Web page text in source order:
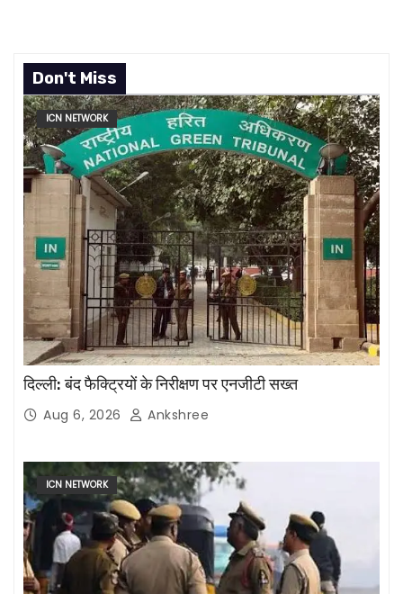
Don't Miss
ICN NETWORK
दिल्ली: बंद फैक्ट्रियों के निरीक्षण पर एनजीटी सख्त
Aug 6, 2026 Ankshree
ICN NETWORK